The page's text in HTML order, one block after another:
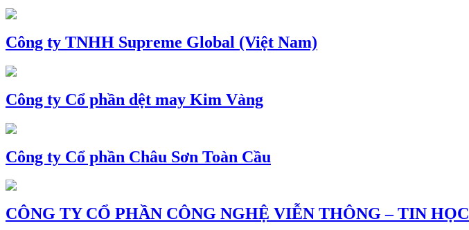
Công ty TNHH Supreme Global (Việt Nam)
Công ty Cổ phần dệt may Kim Vàng
Công ty Cổ phần Châu Sơn Toàn Cầu
CÔNG TY CỔ PHẦN CÔNG NGHỆ VIỄN THÔNG – TIN HỌC